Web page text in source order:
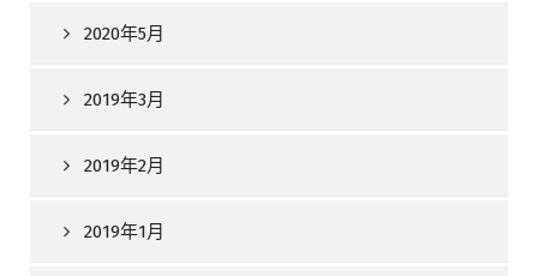
2020年5月
2019年3月
2019年2月
2019年1月